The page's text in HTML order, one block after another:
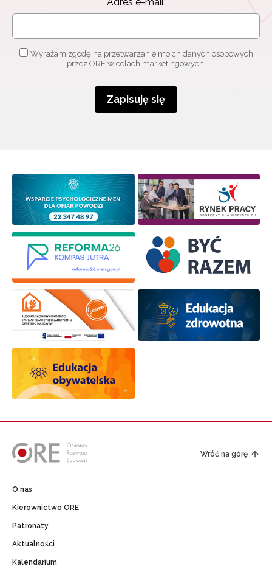
Wyrażam zgodę na przetwarzanie moich danych osobowych
przez ORE w celach marketingowych.
Zapisuję się
Wróć na górę
O nas
Kierownictwo ORE
Patronaty
Aktualności
Kalendarium
Zapisz się i bądź na bieżąco z najnowszymi
o szkoleniach i programach.
Adres e-mail:
Wyrażam zgodę na przetwarzanie moich danych
osobowych przez ORE w celach marketingowych.